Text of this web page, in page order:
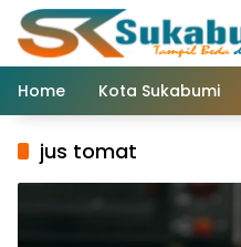
Langsung
konten
Home
Kota Sukabumi
jus tomat